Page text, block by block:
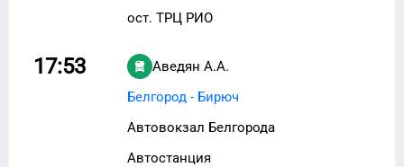
ост. ТРЦ РИО
17:53
Аведян А.А.
Белгород - Бирюч
Автовокзал Белгорода
Автостанция